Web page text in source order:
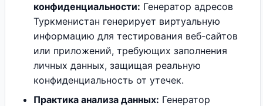
конфиденциальности: Генератор адресов
Туркменистан генерирует виртуальную
информацию для тестирования веб-сайтов
или приложений, требующих заполнения
личных данных, защищая реальную
конфиденциальность от утечек.
Практика анализа данных: Генератор